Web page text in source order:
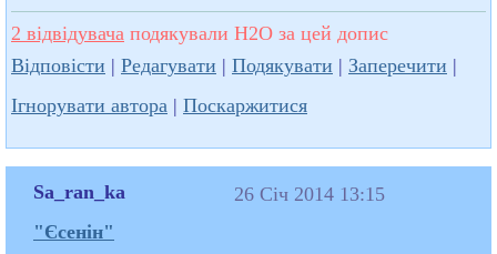
2 відвідувача подякували H2O за цей допис
Відповісти | Редагувати | Подякувати | Заперечити |
Ігнорувати автора | Поскаржитися
Sa_ran_ka
"Єсенін"
26 Січ 2014 13:15